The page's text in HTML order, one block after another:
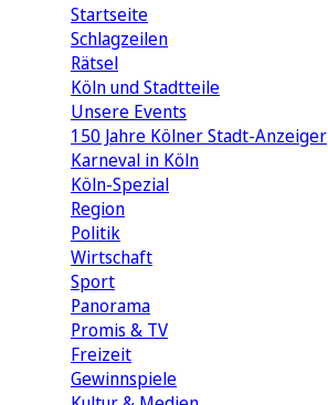
Startseite
Schlagzeilen
Rätsel
Köln und Stadtteile
Unsere Events
150 Jahre Kölner Stadt-Anzeiger
Karneval in Köln
Köln-Spezial
Region
Politik
Wirtschaft
Sport
Panorama
Promis & TV
Freizeit
Gewinnspiele